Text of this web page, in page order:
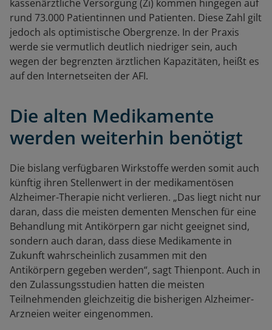
kassenärztliche Versorgung (Zi) kommen hingegen auf
rund 73.000 Patientinnen und Patienten. Diese Zahl gilt
jedoch als optimistische Obergrenze. In der Praxis
werde sie vermutlich deutlich niedriger sein, auch
wegen der begrenzten ärztlichen Kapazitäten, heißt es
auf den Internetseiten der AFI.
Die alten Medikamente
werden weiterhin benötigt
Die bislang verfügbaren Wirkstoffe werden somit auch
künftig ihren Stellenwert in der medikamentösen
Alzheimer-Therapie nicht verlieren. „Das liegt nicht nur
daran, dass die meisten dementen Menschen für eine
Behandlung mit Antikörpern gar nicht geeignet sind,
sondern auch daran, dass diese Medikamente in
Zukunft wahrscheinlich zusammen mit den
Antikörpern gegeben werden“, sagt Thienpont. Auch in
den Zulassungsstudien hatten die meisten
Teilnehmenden gleichzeitig die bisherigen Alzheimer-
Arzneien weiter eingenommen.